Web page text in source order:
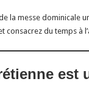
la messe dominicale
consacrez du temps à
est